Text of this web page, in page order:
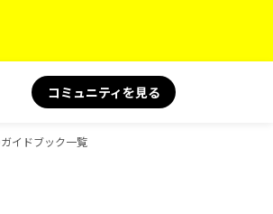
コミュニティを見る
イドブック一覧